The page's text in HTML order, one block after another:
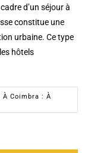
d’un séjour à
constitue une
urbaine. Ce type
hôtels
À Coimbra : À